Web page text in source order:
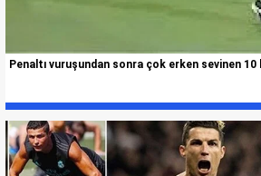
Penaltı vuruşundan sonra çok erken sevinen 10